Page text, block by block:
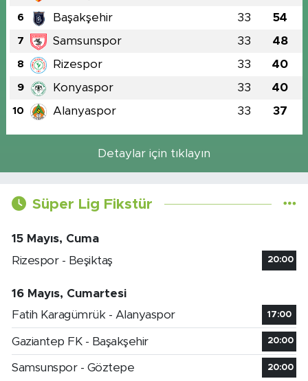
6 Başakşehir 33 54
7 Samsunspor 33 48
8 Rizespor 33 40
9 Konyaspor 33 40
10 Alanyaspor 33 37
Detaylar için tıklayın
Süper Lig Fikstür
15 Mayıs, Cuma
Rizespor - Beşiktaş
20:00
16 Mayıs, Cumartesi
Fatih Karagümrük - Alanyaspor
17:00
Gaziantep FK - Başakşehir 20:00
Samsunspor - Göztepe 20:00